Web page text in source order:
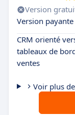
Version
Version payante
CRM orienté
tableaux de
ventes
Voir plus